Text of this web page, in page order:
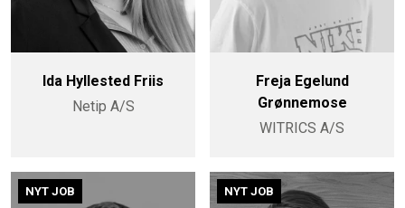
Ida Hyllested Friis
Netip A/S
Freja Egelund
Grønnemose
WITRICS A/S
NYT JOB NYT JOB